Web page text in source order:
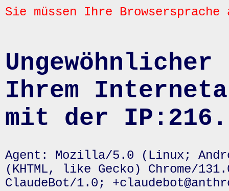
Sie müssen Ihre
Ihrem
mit der
Agent: Mozilla/5.0 (Linux;
(KHTML, like Gecko) Chrome/
ClaudeBot/1.0;